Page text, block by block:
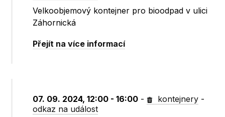
Velkoobjemový kontejner pro bioodpad v ulici
Záhornická
Přejít na více informací
07. 09. 2024, 12:00 - 16:00 - kontejnery -
odkaz na událost